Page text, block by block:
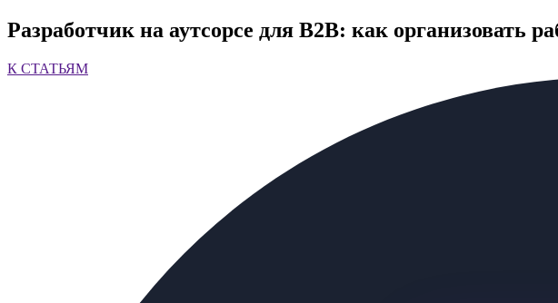
Разработчик на аутсорсе для B2B: как организовать
К СТАТЬЯМ